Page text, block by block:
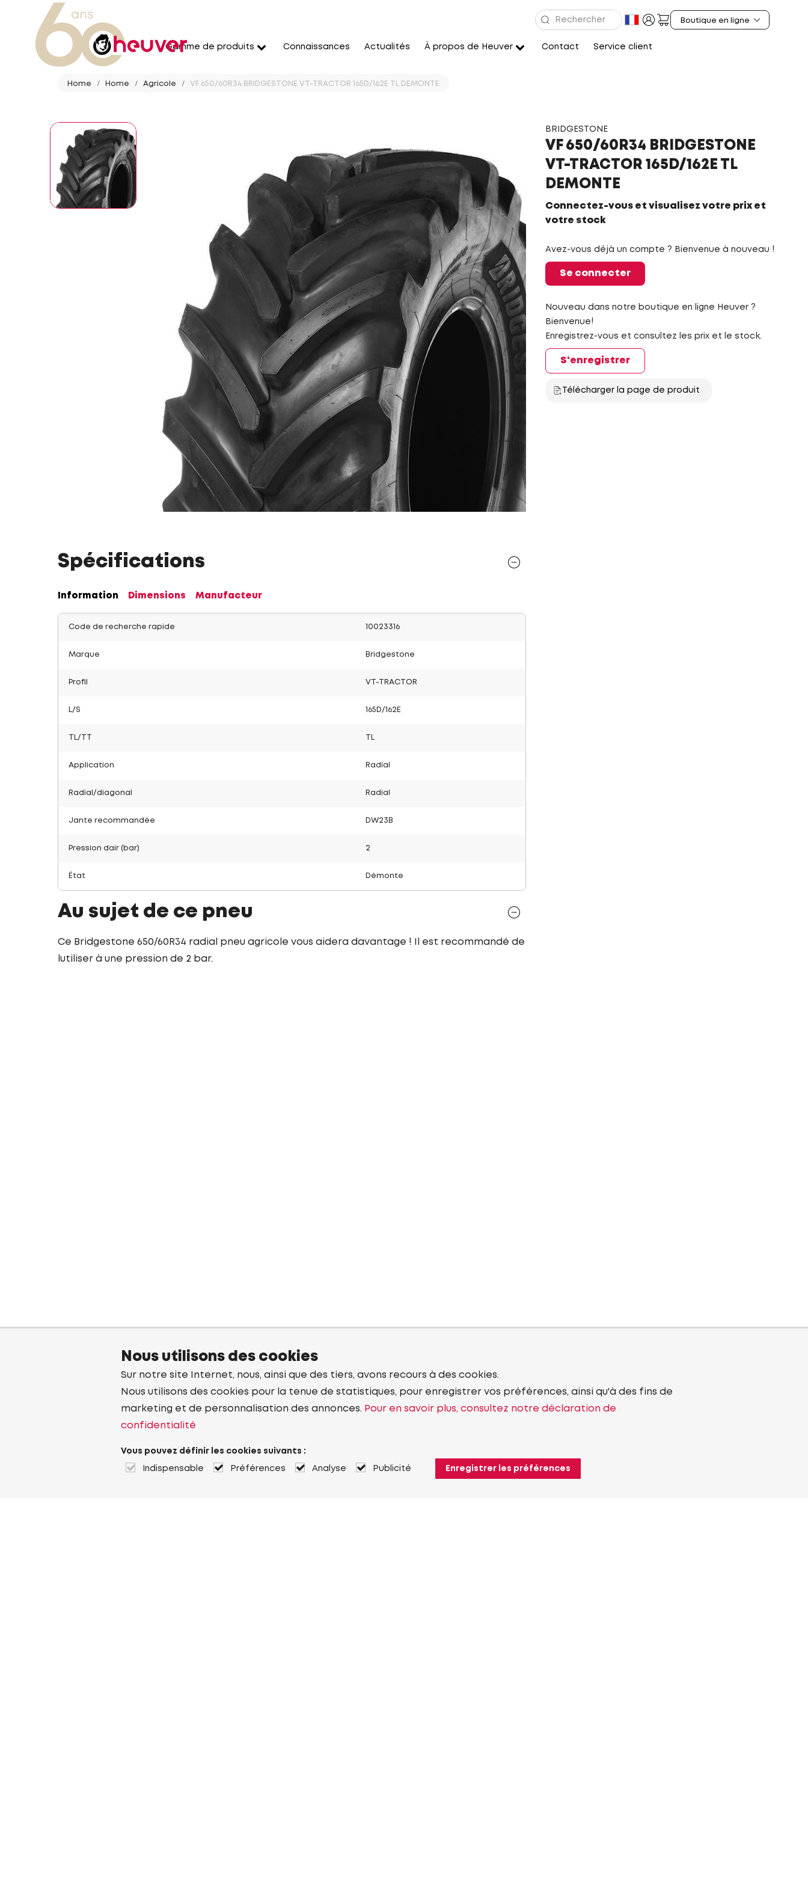
Gamme de produits Connaissances Actualités À propos de Heuver Contact Service client
Home Home Agricole VF 650/60R34 BRIDGESTONE VT-TRACTOR 165D/162E TL DEMONTE
BRIDGESTONE
VF 650/60R34 BRIDGESTONE
VT-TRACTOR 165D/162E TL
DEMONTE
Connectez-vous et visualisez votre prix et
votre stock
Avez-vous déjà un compte ? Bienvenue à nouveau !
Se connecter
Nouveau dans notre boutique en ligne Heuver ?
Bienvenue!
Enregistrez-vous et consultez les prix et le stock.
S'enregistrer
Télécharger la page de produit
Spécifications
Information Dimensions Manufacteur
Code de recherche rapide 10023316
Marque Bridgestone
Profil VT-TRACTOR
L/S 165D/162E
TL/TT
Application Radial
Radial/diagonal Radial
Jante recommandée DW23B
Pression dair (bar) 2
État Démonte
Au sujet de ce pneu
Ce Bridgestone 650/60R34 radial pneu agricole vous aidera davantage ! Il est recommandé de
lutiliser à une pression de 2 bar.
Nous utilisons des cookies
Sur notre site Internet, nous, ainsi que des tiers, avons recours à des cookies.
Nous utilisons des cookies pour la tenue de statistiques, pour enregistrer vos préférences, ainsi qu'à des fins de
marketing et de personnalisation des annonces. Pour en savoir plus, consultez notre déclaration de
confidentialité
Vous pouvez définir les cookies suivants :
Indispensable Préférences Analyse Publicité Enregistrer les préférences